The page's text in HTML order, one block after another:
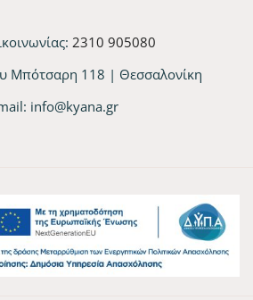
2310 905080
Μπότσαρη 118 | Θεσσαλονίκη
info@kyana.gr